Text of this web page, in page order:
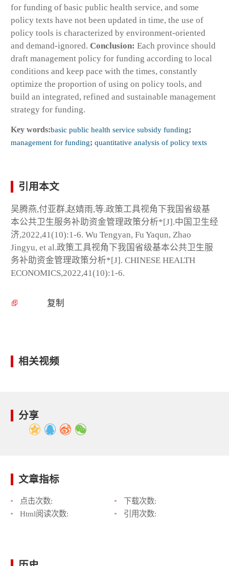
for funding of basic public health service, and some
policy texts have not been updated in time, the use of
policy tools is characterized by environment-oriented
and demand-ignored. Conclusion: Each province should
draft management policy for funding according to local
conditions and keep pace with the times, constantly
optimize the proportion of using on policy tools, and
build an integrated, refined and sustainable management
strategy for funding.
Key words:basic public health service subsidy funding;
management for funding; quantitative analysis of policy texts
引用本文
吴腾燕,付亚群,赵婧雨,等.政策工具视角下我国省级基
本公共卫生服务补助资金管理政策分析*[J].中国卫生经
济,2022,41(10):1-6. Wu Tengyan, Fu Yaqun, Zhao
Jingyu, et al.政策工具视角下我国省级基本公共卫生服
务补助资金管理政策分析*[J]. CHINESE HEALTH
ECONOMICS,2022,41(10):1-6.
复制
相关视频
分享
文章指标
点击次数:
下载次数:
Html阅读次数:
引用次数: